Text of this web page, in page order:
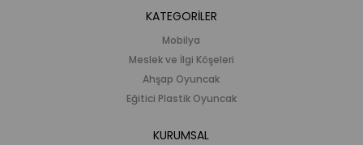
KATEGORİLER
Mobilya
Meslek ve İlgi Köşeleri
Ahşap Oyuncak
Eğitici Plastik Oyuncak
KURUMSAL